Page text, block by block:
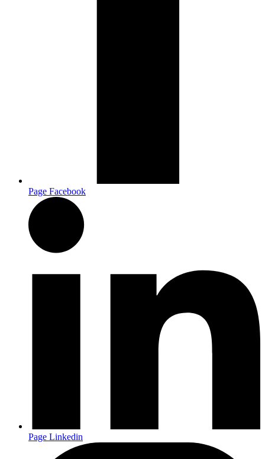
Page Facebook
Page Linkedin